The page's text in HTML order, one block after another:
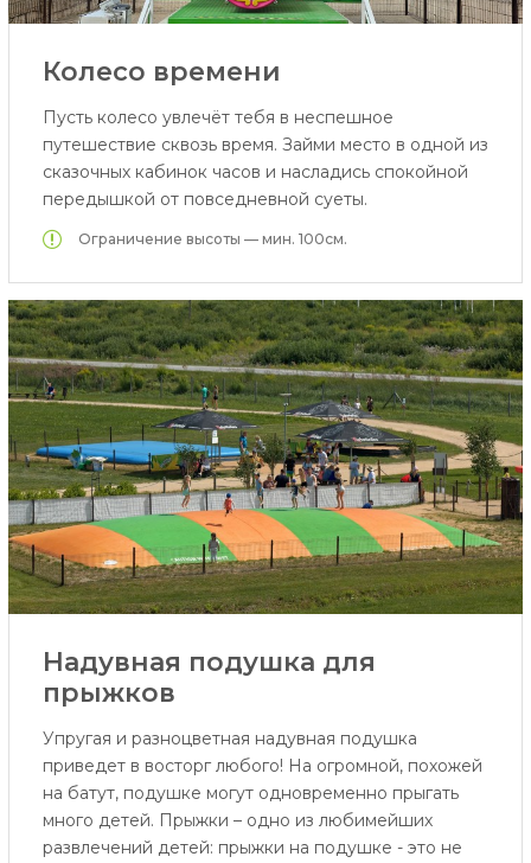
Колесо времени
Пусть колесо увлечёт тебя в неспешное
путешествие сквозь время. Займи место в одной из
сказочных кабинок часов и насладись спокойной
передышкой от повседневной суеты.
Oграничение высоты — мин. 100см.
Надувная подушка для
прыжков
Упругая и разноцветная надувная подушка
приведет в восторг любого! На огромной, похожей
на батут, подушке могут одновременно прыгать
много детей. Прыжки – одно из любимейших
развлечений детей: прыжки на подушке - это не